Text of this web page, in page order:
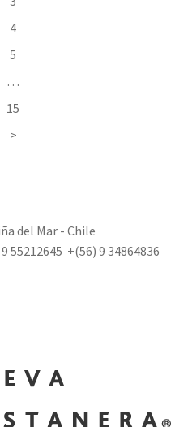
4
5
…
15
>
del Mar - Chile
55212645 +(56) 9 34864836